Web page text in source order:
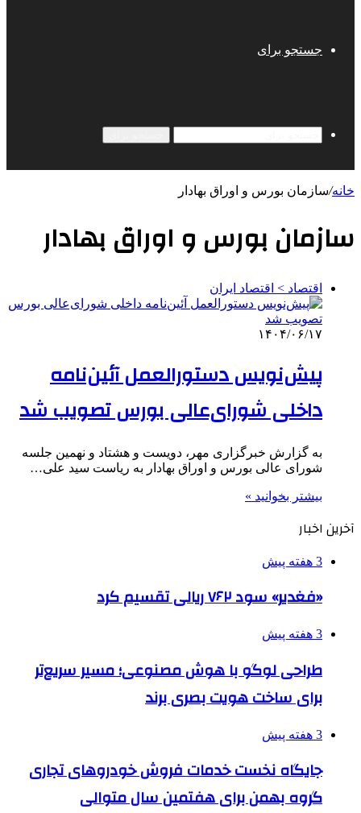
جستجو برای
خانه/سازمان بورس و اوراق بهادار
سازمان بورس و اوراق بهادار
اقتصاد > اقتصاد ایران
۱۴۰۴/۰۶/۱۷
پیش‌نویس دستورالعمل آئین‌نامه
داخلی شورای‌عالی بورس تصویب شد
به گزارش خبرگزاری مهر، دویست و هشتاد و نهمین جلسه
شورای عالی بورس و اوراق بهادار به ریاست سید علی…
بیشتر بخوانید »
آخرین اخبار
3 هفته پیش
«فغدیر» سود ۷۶۲ ریالی تقسیم کرد
3 هفته پیش
طراحی لوگو با هوش مصنوعی؛ مسیر سریع‌تر
برای ساخت هویت بصری برند
3 هفته پیش
جایگاه نخست خدمات فروش خودروهای تجاری
گروه بهمن برای هفتمین سال متوالی